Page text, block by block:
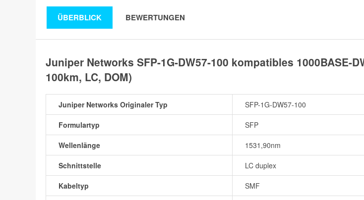
ÜBERBLICK BEWERTUNGEN
Juniper Networks SFP-1G-DW57-100 kompatibles 1000BASE-
100km, LC, DOM)
Juniper Networks Originaler Typ SFP-1G-DW57-100
Formulartyp SFP
Wellenlänge 1531,90nm
Schnittstelle LC duplex
Kabeltyp SMF